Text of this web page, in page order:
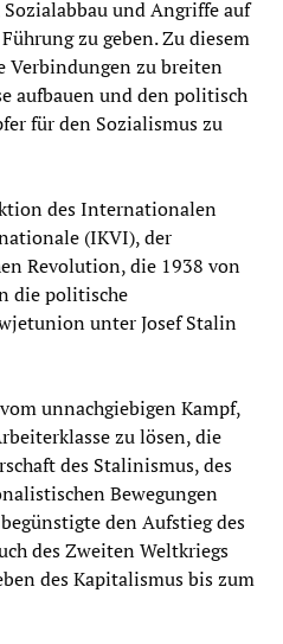
und Angriffe auf
zu geben. Zu diesem
Verbindungen zu breiten
aufbauen und den politisch
für den Sozialismus zu
des Internationalen
(IKVI), der
Revolution, die 1938 von
die politische
unter Josef Stalin
unnachgiebigen Kampf,
zu lösen, die
des Stalinismus, des
Bewegungen
den Aufstieg des
des Zweiten Weltkriegs
des Kapitalismus bis zum